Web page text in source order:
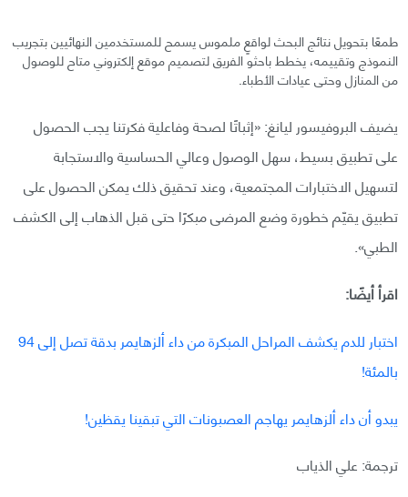
طمعًا بتحويل نتائج البحث لواقعٍ ملموس يسمح للمستخدمين النهائيين بتجريب
النموذج وتقييمه، يخطط باحثو الفريق لتصميم موقع إلكتروني متاح للوصول
من المنازل وحتى عيادات الأطباء.
يضيف البروفيسور ليانغ: «إثباتًا لصحة وفاعلية فكرتنا يجب الحصول
على تطبيق بسيط، سهل الوصول وعالي الحساسية والاستجابة
لتسهيل الاختبارات المجتمعية، وعند تحقيق ذلك يمكن الحصول على
تطبيق يقيّم خطورة وضع المرضى مبكرًا حتى قبل الذهاب إلى الكشف
الطبي».
اقرأ أيضًا:
اختبار للدم يكشف المراحل المبكرة من داء ألزهايمر بدقة تصل إلى 94
بالمئة!
يبدو أن داء ألزهايمر يهاجم العصبونات التي تبقينا يقظين!
ترجمة: علي الذياب